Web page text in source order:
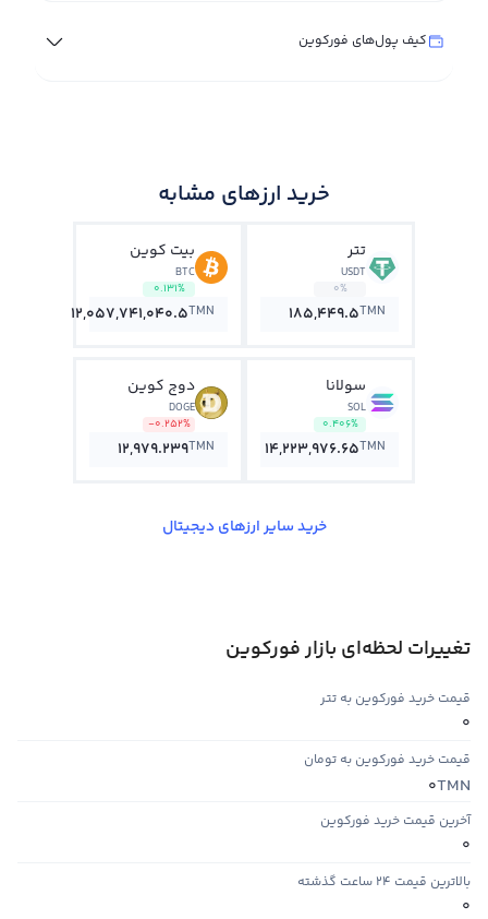
کیف پول‌های فورکوین
خرید ارزهای مشابه
تتر
USDT
0%
185,449.5TMN
بیت کوین
BTC
0.131%
12,057,741,040.5TMN
سولانا
SOL
0.406%
14,223,976.65TMN
دوج کوین
DOGE
-0.252%
12,979.239TMN
خرید سایر ارزهای دیجیتال
تغییرات لحظه‌ای بازار فورکوین
قیمت خرید فورکوین به تتر
0
قیمت خرید فورکوین به تومان
TMN
0
آخرین قیمت خرید فورکوین
0
بالاترین قیمت ۲۴ ساعت گذشته
0